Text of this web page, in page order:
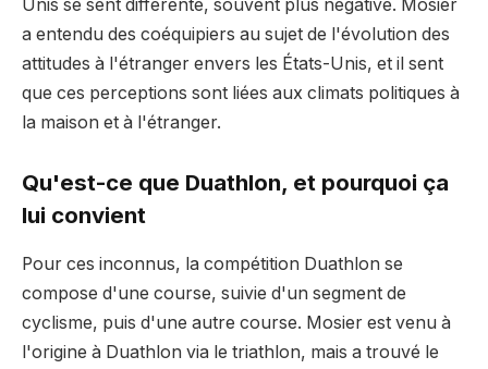
Unis se sent différente, souvent plus négative. Mosier
a entendu des coéquipiers au sujet de l'évolution des
attitudes à l'étranger envers les États-Unis, et il sent
que ces perceptions sont liées aux climats politiques à
la maison et à l'étranger.
Qu'est-ce que Duathlon, et pourquoi ça
lui convient
Pour ces inconnus, la compétition Duathlon se
compose d'une course, suivie d'un segment de
cyclisme, puis d'une autre course. Mosier est venu à
l'origine à Duathlon via le triathlon, mais a trouvé le